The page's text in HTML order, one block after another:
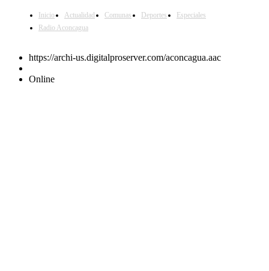
Inicio Actualidad Comunas Deportes
Especiales
Radio Aconcagua
https://archi-us.digitalproserver.com/aconcagua.aac
Online